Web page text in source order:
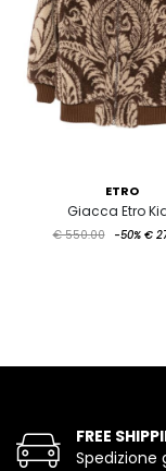
ETRO
Giacca Etro
€ 550.00 -50% €
FREE
Spedizione